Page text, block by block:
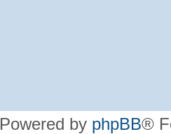
Powered by phpBB®